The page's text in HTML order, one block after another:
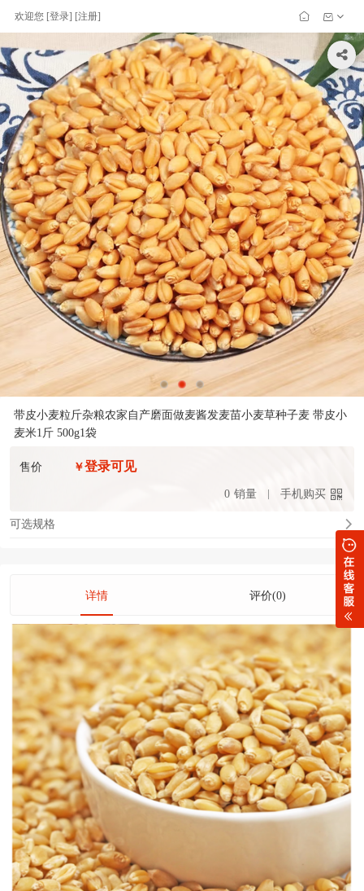
欢迎您 [登录] [注册]
带皮小麦粒斤杂粮农家自产磨面做麦酱发麦苗小麦草种子麦 带皮小
麦米1斤 500g1袋
售价 ￥登录可见
0 销量 手机购买
可选规格
详情 评价(0)